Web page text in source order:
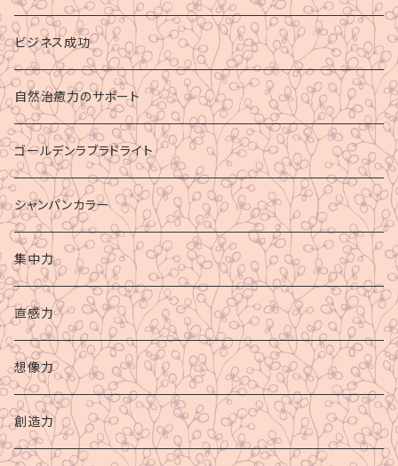
ビジネス成功
自然治癒力のサポート
ゴールデンラブラドライト
シャンパンカラー
集中力
直感力
想像力
創造力